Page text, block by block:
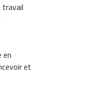
travail
en
et